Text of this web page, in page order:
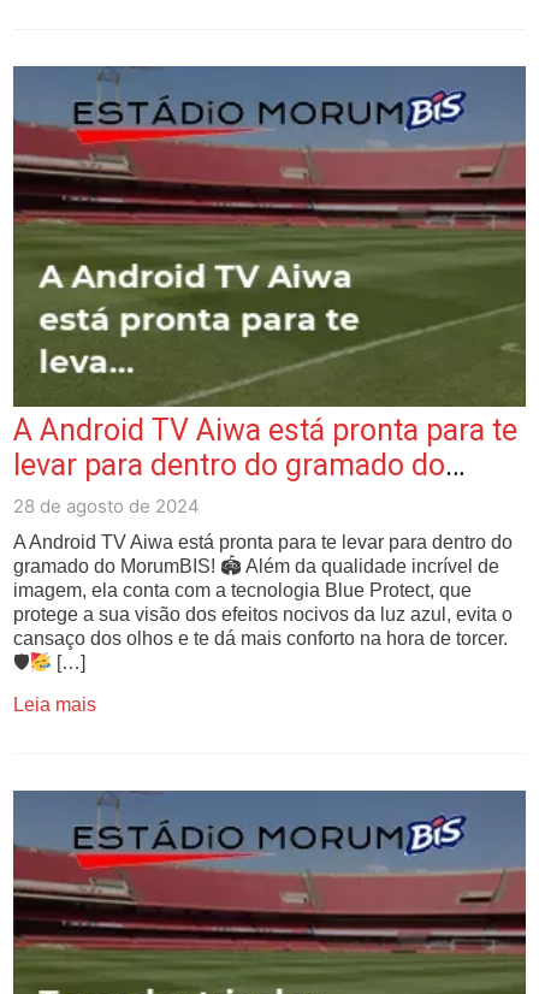
A Android TV Aiwa está pronta para te
levar para dentro do gramado do
MorumBIS! …
28 de agosto de 2024
A Android TV Aiwa está pronta para te levar para dentro do
gramado do MorumBIS! 🏟 Além da qualidade incrível de
imagem, ela conta com a tecnologia Blue Protect, que
protege a sua visão dos efeitos nocivos da luz azul, evita o
cansaço dos olhos e te dá mais conforto na hora de torcer.
🛡
[…]
Leia mais